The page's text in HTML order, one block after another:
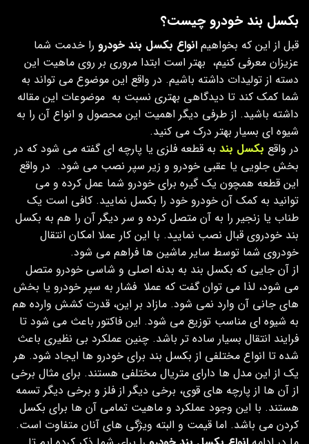
بکسل بند خودرو چیست؟
قبل از این که بخواهیم انواع بکسل بند خودرو را خدمت شما
عزیزان معرفی کنیم، بهتر است ابتدا مروری بر روی ماهیت این
دسته از تولیدات داشته باشیم. در واقع این موضوع می تواند به
شما کمک کند تا دیدگاهی بهتری نسبت به موضوعات این مقاله
داشته باشید. از طرفی دیگر اهمیت این محصول و انواع آن را به
شیوه ای بسیار بهتر درک می کنید.
در واقع بکسل بند به قطعه فلزی یا پارچه ای گفته می شود که در
بخش جلویی یا عقبی خودرو و زیر سپر نصب می شود. در واقع
این قطعه همچون یک گیره برای خودرو شما عمل کرده و می
توانید به کمک آن خودرو خود را بکسل نمایید. کافی است یک
طناب یا زنجیر را به آن متصل کرده و سر دیگر آن را هم به بکسل
بند خودروی قبال نصب نمایید. با این کار عملا امکان انتقال
خودروی شما توسط سایر ماشین ها فراهم می شود.
از آن جایی که بکسل بند به بدنه اصلی و شاسی خودرو متصل
می شود‌، لذا می توان گفت که عملا فشار به سپر خودرو یا بخش
های جانی آن وارد نمی شود. مازاد بر این، قدرت کشش وارده هم
به شیوه ای مناسب توزیع می شود. این فاکتور باعث می شود تا
فرایند انتقال بسیار ساده تر باشد. چنین عملکرد بی نظیری باعث
شده تا انواع مختلفی از بکسل بند برای خودرو ها ایجاد شود. هر
یک از این مدل ها دارای متریال مختلفی هستند. برای مثال برخی
از آن ها از پارچه های قوی، برخی دیگر از فلز و برخی دیگر تسمه
هستند. با این وجود عملکرد و ماهیت تمامی آن ها برای بکسل
کردن می باشد. اما قیمت و البته ویژگی های آنان متفاوت است.